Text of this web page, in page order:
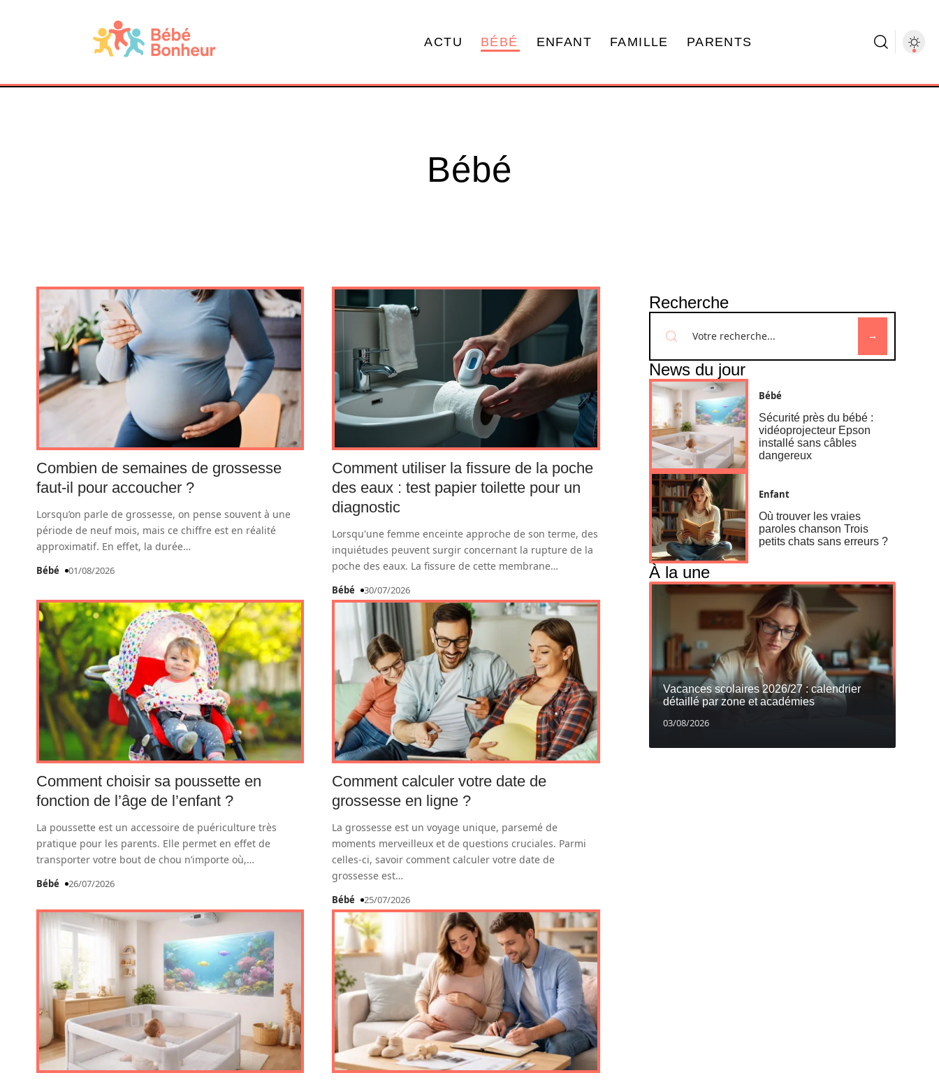
ACTU BÉBÉ ENFANT FAMILLE PARENTS
Bébé
Combien de semaines de grossesse
faut-il pour accoucher ?
Lorsqu’on parle de grossesse, on pense souvent à une
période de neuf mois, mais ce chiffre est en réalité
approximatif. En effet, la durée…
Bébé 01/08/2026
Comment utiliser la fissure de la poche
des eaux : test papier toilette pour un
diagnostic
Lorsqu'une femme enceinte approche de son terme, des
inquiétudes peuvent surgir concernant la rupture de la
poche des eaux. La fissure de cette membrane…
Bébé 30/07/2026
Comment choisir sa poussette en
fonction de l’âge de l’enfant ?
La poussette est un accessoire de puériculture très
pratique pour les parents. Elle permet en effet de
transporter votre bout de chou n’importe où,…
Bébé 26/07/2026
Comment calculer votre date de
grossesse en ligne ?
La grossesse est un voyage unique, parsemé de
moments merveilleux et de questions cruciales. Parmi
celles-ci, savoir comment calculer votre date de
grossesse est…
Bébé 25/07/2026
Recherche
News du jour
Bébé
Sécurité près du bébé :
vidéoprojecteur Epson
installé sans câbles
dangereux
Enfant
Où trouver les vraies
paroles chanson Trois
petits chats sans erreurs ?
À la une
Vacances scolaires 2026/27 : calendrier
détaillé par zone et académies
03/08/2026